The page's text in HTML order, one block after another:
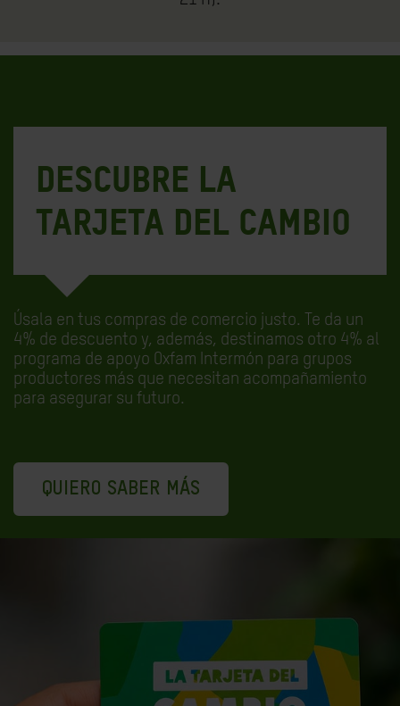
Descubre la
tarjeta del cambio
Úsala en tus compras de comercio justo. Te da un
4% de descuento y, además, destinamos otro 4% al
programa de apoyo Oxfam Intermón para grupos
productores más que necesitan acompañamiento
para asegurar su futuro.
QUIERO SABER MÁS